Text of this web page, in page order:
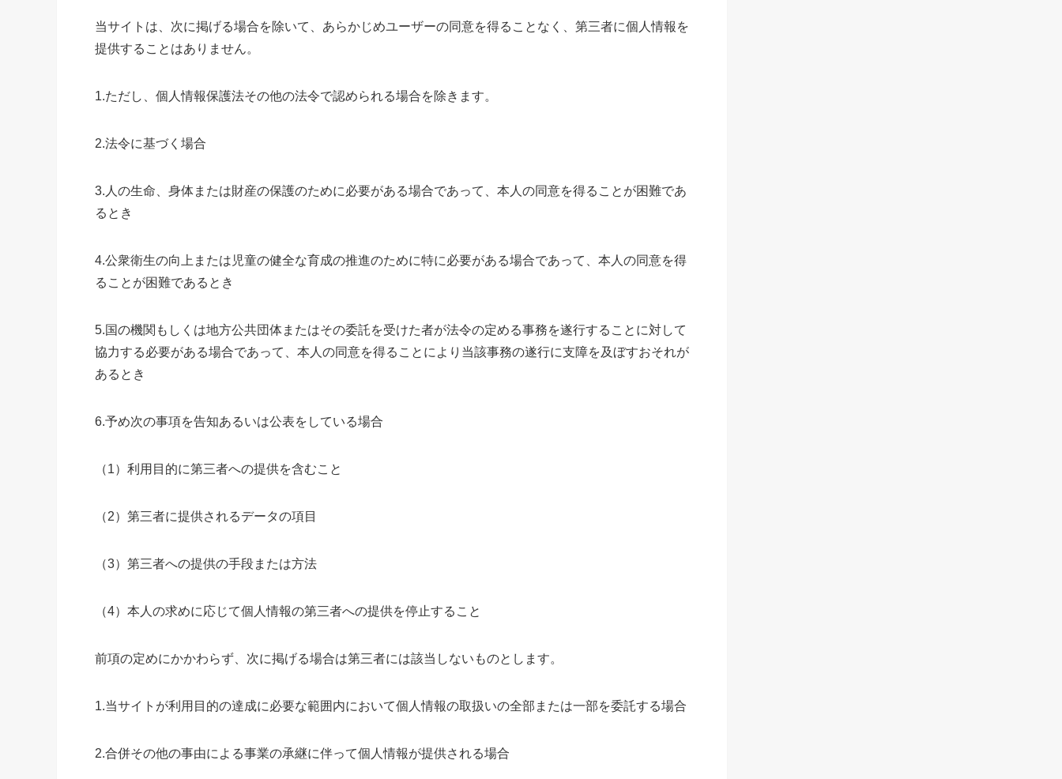
当サイトは、次に掲げる場合を除いて、あらかじめユーザーの同意を得ることなく、第三者に個人情報を
提供することはありません。
1.ただし、個人情報保護法その他の法令で認められる場合を除きます。
2.法令に基づく場合
3.人の生命、身体または財産の保護のために必要がある場合であって、本人の同意を得ることが困難であ
るとき
4.公衆衛生の向上または児童の健全な育成の推進のために特に必要がある場合であって、本人の同意を得
ることが困難であるとき
5.国の機関もしくは地方公共団体またはその委託を受けた者が法令の定める事務を遂行することに対して
協力する必要がある場合であって、本人の同意を得ることにより当該事務の遂行に支障を及ぼすおそれが
あるとき
6.予め次の事項を告知あるいは公表をしている場合
（1）利用目的に第三者への提供を含むこと
（2）第三者に提供されるデータの項目
（3）第三者への提供の手段または方法
（4）本人の求めに応じて個人情報の第三者への提供を停止すること
前項の定めにかかわらず、次に掲げる場合は第三者には該当しないものとします。
1.当サイトが利用目的の達成に必要な範囲内において個人情報の取扱いの全部または一部を委託する場合
2.合併その他の事由による事業の承継に伴って個人情報が提供される場合